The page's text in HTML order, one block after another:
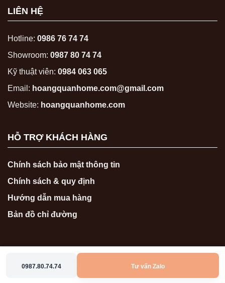
LIÊN HỆ
Hotline: 0986 76 74 74
Showroom: 0987 80 74 74
Kỹ thuật viên: 0984 063 065
Email: hoangquanhome.com@gmail.com
Website: hoangquanhome.com
HỖ TRỢ KHÁCH HÀNG
Chính sách bảo mật thông tin
Chính sách & quy định
Hướng dẫn mua hàng
Bản đồ chỉ đường
Copyright 2026 © hoangquanhome.com
0987.80.74.74 Tư vấn Zalo
0986767474 Zalo Messenger